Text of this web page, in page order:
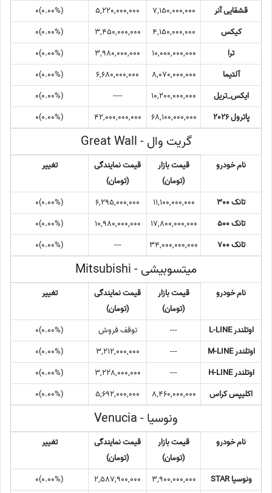
قشقایی آنر 7,150,000,000
5,220,000,000
(0.00%)0
کیکس
4,150,000,000
3,450,000,000
(0.00%)0
ترا
10,000,000,000
3,980,000,000
(0.00%)0
آلتیما
8,070,000,000
6,680,000,000
(0.00%)0
ایکس_تریل
10,200,000,000
----
(0.00%)0
پاترول 2026
68,100,000,000
42,000,000,000
(0.00%)0
گریت وال - Great Wall
نام خودرو
قیمت بازار
(تومان)
قیمت نمایندگی
(تومان)
تغییر
تانک 300 11,100,000,000
6,295,000,000
(0.00%)0
تانک 500
17,800,000,000
10,980,000,000
(0.00%)0
تانک 700
34,000,000,000
---
(0.00%)0
میتسوبیشی - Mitsubishi
نام خودرو
قیمت بازار
(تومان)
قیمت نمایندگی
(تومان)
تغییر
اوتلندر L-LINE --- توقف فروش
(0.00%)0
اوتلندر M-LINE
---
3,212,000,000
(0.00%)0
اوتلندر H-LINE
---
3,228,000,000
(0.00%)0
اکلیپس کراس
8,460,000,000
5,692,000,000
(0.00%)0
ونوسیا - Venucia
نام خودرو
قیمت بازار
(تومان)
قیمت نمایندگی
(تومان)
تغییر
ونوسیا STAR 3,900,000,000
2,587,900,000
(0.00%)0